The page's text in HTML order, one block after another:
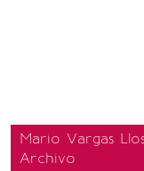
Mario Vargas
Archivo